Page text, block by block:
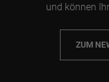
und können
ZUM